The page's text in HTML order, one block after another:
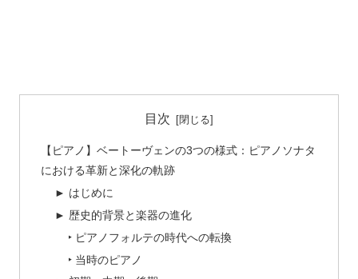
目次
【ピアノ】ベートーヴェンの3つの様式：ピアノソナタ
における革新と深化の軌跡
► はじめに
► 歴史的背景と楽器の進化
‣ ピアノフォルテの時代への転換
‣ 当時のピアノ